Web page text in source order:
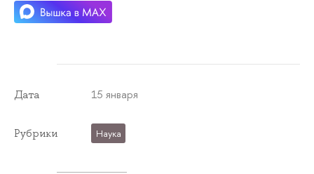
Дата 15 января
Рубрики Наука